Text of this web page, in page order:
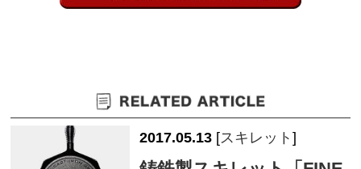
2017.05.13 [スキレット]